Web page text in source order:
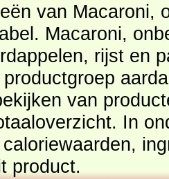
van Macaroni,
Macaroni,
rijst en
van
ingrediënten en allergenen
product.